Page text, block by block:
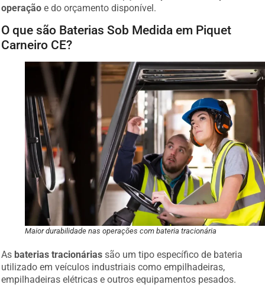
operação e do orçamento disponível.
O que são Baterias Sob Medida em Piquet
Carneiro CE?
Maior durabilidade nas operações com bateria tracionária
As baterias tracionárias são um tipo específico de bateria
utilizado em veículos industriais como empilhadeiras,
empilhadeiras elétricas e outros equipamentos pesados.